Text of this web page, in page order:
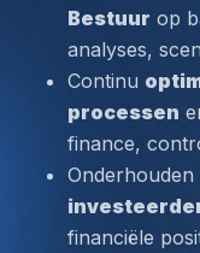
Bestuur op
analyses,
Continu
processen
finance,
financiële